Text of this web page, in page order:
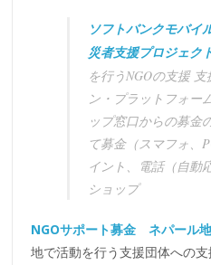
ソフトバンクモバイ
災者支援プロジェク
を行うNGOの支援
ン・プラットフォー
ップ窓口からの募金
て募金（スマフォ、
イント、電話（自動
ショップ
NGOサポート募金 ネパール
地で活動を行う支援団体への支